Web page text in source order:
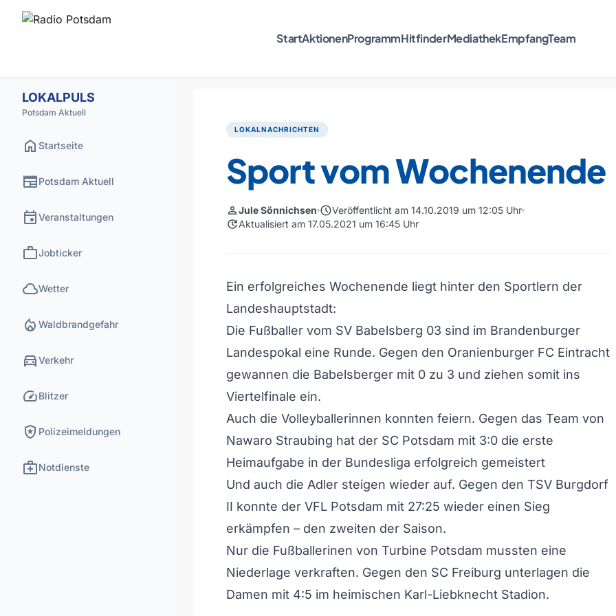
StartAktionenProgrammHitfinderMediathekEmpfangTeam
LOKALPULS
Potsdam Aktuell
home Startseite
newspaperPotsdam Aktuell
eventVeranstaltungen
workJobticker
cloudWetter
local_fire_department Waldbrandgefahr
directions_carVerkehr
speedBlitzer
local_police Polizeimeldungen
medical_servicesNotdienste
LOKALNACHRICHTEN
Sport vom Wochenende
personJule Sönnichsen scheduleVeröffentlicht am 14.10.2019 um 12:05 Uhr
updateAktualisiert am 17.05.2021 um 16:45 Uhr
Ein erfolgreiches Wochenende liegt hinter den Sportlern der
Landeshauptstadt:
Die Fußballer vom SV Babelsberg 03 sind im Brandenburger
Landespokal eine Runde. Gegen den Oranienburger FC Eintracht
gewannen die Babelsberger mit 0 zu 3 und ziehen somit ins
Viertelfinale ein.
Auch die Volleyballerinnen konnten feiern. Gegen das Team von
Nawaro Straubing hat der SC Potsdam mit 3:0 die erste
Heimaufgabe in der Bundesliga erfolgreich gemeistert
Und auch die Adler steigen wieder auf. Gegen den TSV Burgdorf
II konnte der VFL Potsdam mit 27:25 wieder einen Sieg
erkämpfen – den zweiten der Saison.
Nur die Fußballerinen von Turbine Potsdam mussten eine
Niederlage verkraften. Gegen den SC Freiburg unterlagen die
Damen mit 4:5 im heimischen Karl-Liebknecht Stadion.